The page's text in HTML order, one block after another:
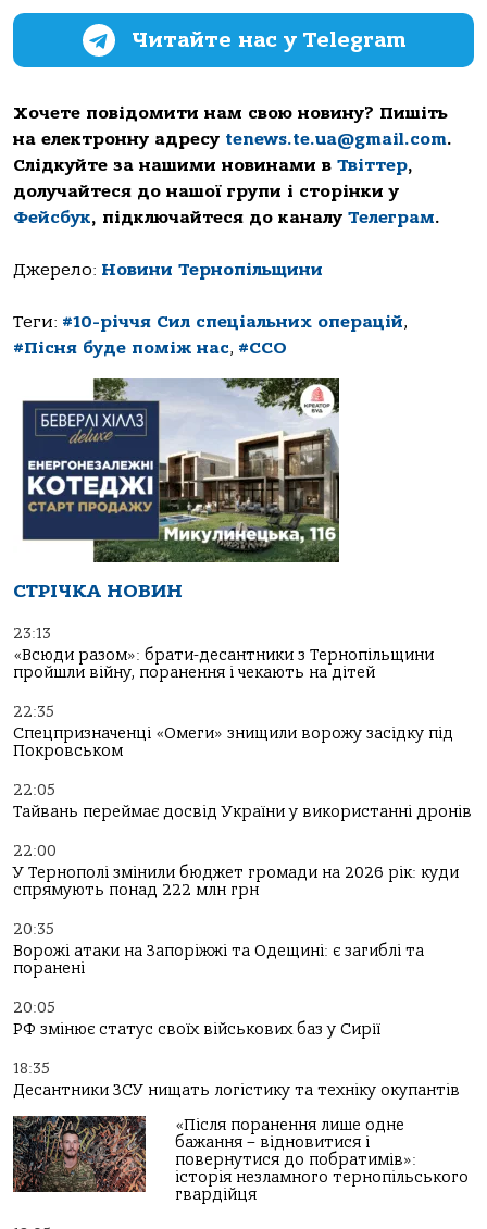
Читайте нас у Telegram
Хочете повідомити нам свою новину? Пишіть
на електронну адресу tenews.te.ua@gmail.com.
Слідкуйте за нашими новинами в Твіттер,
долучайтеся до нашої групи і сторінки у
Фейсбук, підключайтеся до каналу Телеграм.
Джерело: Новини Тернопільщини
Теги: #10-річчя Сил спеціальних операцій,
#Пісня буде поміж нас, #ССО
СТРІЧКА НОВИН
23:13
«Всюди разом»: брати-десантники з Тернопільщини
пройшли війну, поранення і чекають на дітей
22:35
Спецпризначенці «Омеги» знищили ворожу засідку під
Покровськом
22:05
Тайвань переймає досвід України у використанні дронів
22:00
У Тернополі змінили бюджет громади на 2026 рік: куди
спрямують понад 222 млн грн
20:35
Ворожі атаки на Запоріжжі та Одещині: є загиблі та
поранені
20:05
РФ змінює статус своїх військових баз у Сирії
18:35
Десантники ЗСУ нищать логістику та техніку окупантів
«Після поранення лише одне
бажання – відновитися і
повернутися до побратимів»:
історія незламного тернопільського
гвардійця